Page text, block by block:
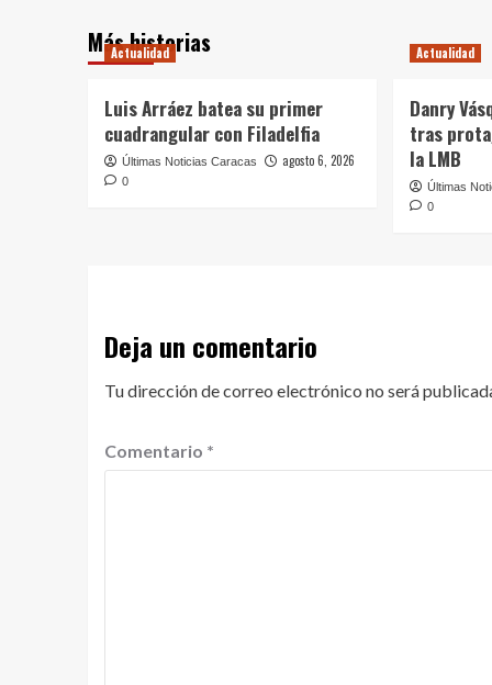
Más historias
Actualidad
Luis Arráez batea su primer
cuadrangular con Filadelfia
Últimas Noticias Caracas agosto 6, 2026
0
Actualidad
Danry
tras
la LMB
Últimas
0
Deja un comentario
Tu dirección de correo electrónico no será
Comentario *